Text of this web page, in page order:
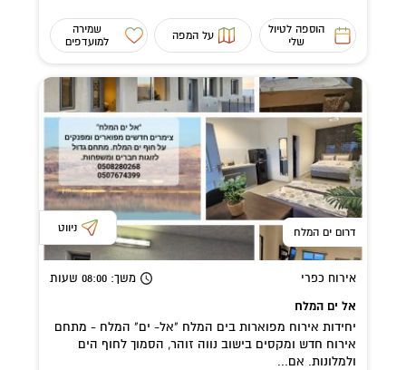
הוספה לטיול
שלי
על המפה
שמירה
למועדפים
דרום ים המלח ניווט
אירוח כפרי משך: 08:00 שעות
אל ים המלח
יחידות אירוח מפוארות בים המלח "אל- ים" המלח - מתחם
אירוח חדש ומקסים בישוב נווה זוהר, הסמוך לחוף הים
ולמלונות. אם...